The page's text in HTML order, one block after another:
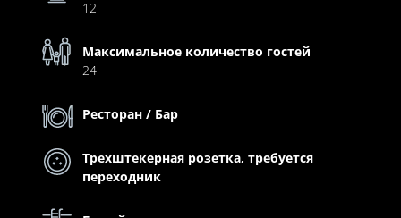
12
Максимальное количество гостей
24
Ресторан / Бар
Трехштекерная розетка, требуется
переходник